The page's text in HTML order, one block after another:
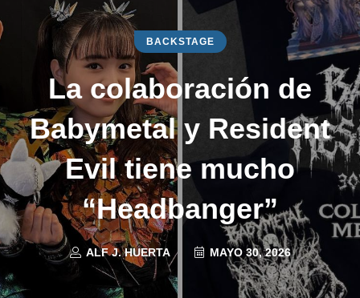
BACKSTAGE
La colaboración de
Babymetal y Resident
Evil tiene mucho
“Headbanger”
ALF J. HUERTA MAYO 30, 2026